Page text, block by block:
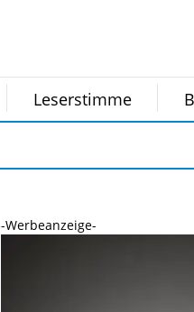
Leserstimme
-Werbeanzeige-